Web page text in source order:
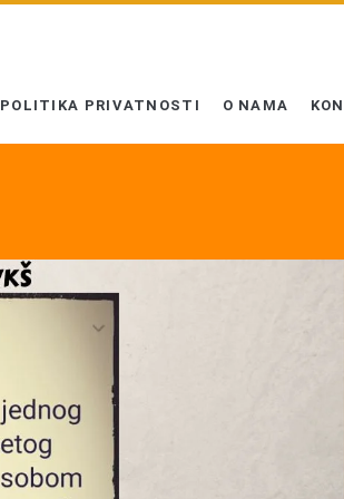
POLITIKA PRIVATNOSTI O NAMA